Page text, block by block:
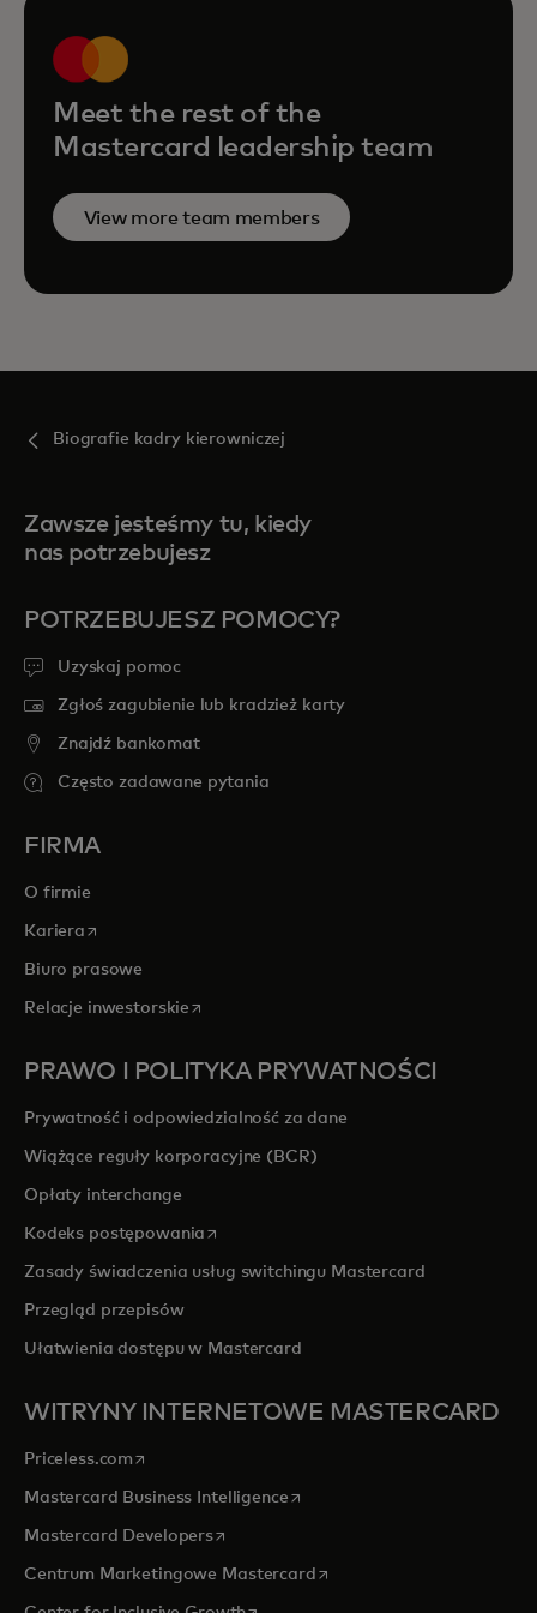
Meet the rest of the
Mastercard leadership team
View more team members
Biografie kadry kierowniczej
Zawsze jesteśmy tu, kiedy
nas potrzebujesz
POTRZEBUJESZ POMOCY?
Uzyskaj pomoc
Zgłoś zagubienie lub kradzież karty
Znajdź bankomat
Często zadawane pytania
FIRMA
O firmie
Kariera opens in a new tab
Biuro prasowe
Relacje inwestorskie opens in a new tab
PRAWO I POLITYKA PRYWATNOŚCI
Prywatność i odpowiedzialność za dane
Wiążące reguły korporacyjne (BCR)
Opłaty interchange
Kodeks postępowania opens in a new tab
Zasady świadczenia usług switchingu Mastercard
Przegląd przepisów
Ułatwienia dostępu w Mastercard
WITRYNY INTERNETOWE MASTERCARD
Priceless.com opens in a new tab
Mastercard Business Intelligenceopens in a new tab
Mastercard Developersopens in a new tab
Centrum Marketingowe Mastercardopens in a new tab